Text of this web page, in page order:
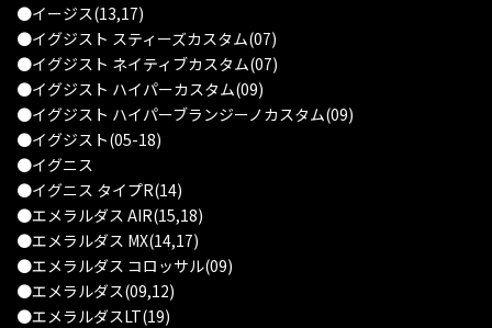
●イージス(13,17)
●イグジスト スティーズカスタム(07)
●イグジスト ネイティブカスタム(07)
●イグジスト ハイパーカスタム(09)
●イグジスト ハイパーブランジーノカスタム(09)
●イグジスト(05-18)
●イグニス
●イグニス タイプR(14)
●エメラルダス AIR(15,18)
●エメラルダス MX(14,17)
●エメラルダス コロッサル(09)
●エメラルダス(09,12)
●エメラルダスLT(19)